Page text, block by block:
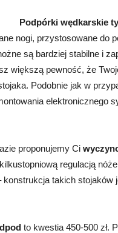
Podpórki wędkarskie
nogi, przystosowane do
są bardziej stabilne i
większą pewność, że
Podobnie jak w
elektronicznego
proponujemy Ci
regulacją
takich stojaków
to kwestia 450-500 zł.